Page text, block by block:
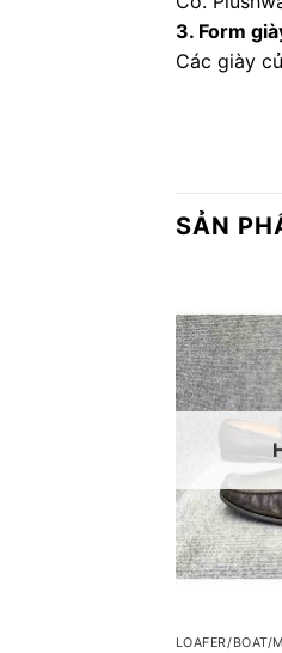
3. Form
Các giày
SẢN
LOAFER/BOAT/